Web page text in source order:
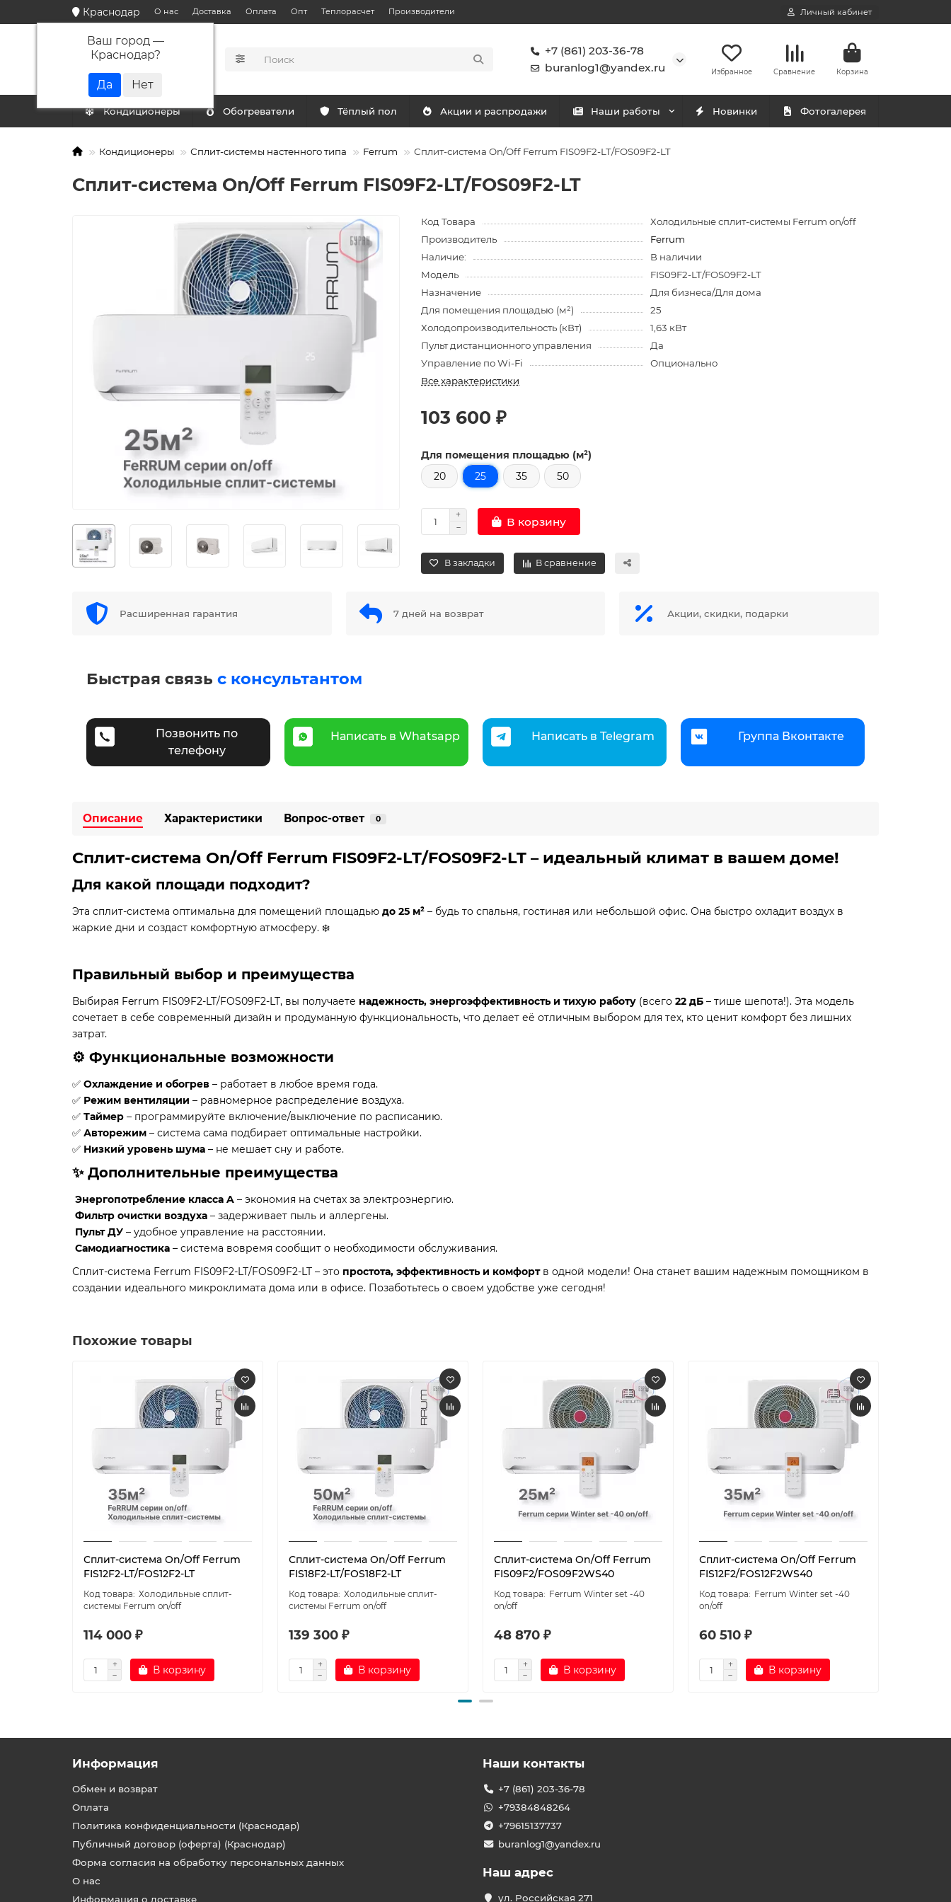
Краснодар
Ваш город —
Краснодар?
О нас Доставка Оплата Опт Теплорасчет Производители Личный кабинет
КАТАЛОГ
+7 (861) 203-36-78
buranlog1@yandex.ru
Избранное Сравнение Корзина
Кондиционеры Обогреватели Тёплый пол Акции и распродажи Наши работы Новинки Фотогалерея
Кондиционеры Сплит-системы настенного типа Ferrum Сплит-система On/Off Ferrum FIS09F2-LT/FOS09F2-LT
Сплит-система On/Off Ferrum FIS09F2-LT/FOS09F2-LT
Код Товара
Холодильные сплит-системы Ferrum on/off
Производитель
Ferrum
Наличие:
В наличии
Модель
FIS09F2-LT/FOS09F2-LT
Назначение
Для бизнеса/Для дома
Для помещения площадью (м²)
25
Холодопроизводительность (кВт)
1,63 кВт
Пульт дистанционного управления
Да
Управление по Wi-Fi
Опционально
Все характеристики
103 600 ₽
Для помещения площадью (м²)
20
25 35 50
В корзину
В закладки В сравнение
Расширенная гарантия 7 дней на возврат Акции, скидки, подарки
Быстрая связь с консультантом
Позвонить по
телефону
Написать в Whatsapp Написать в Telegram Группа Вконтакте
Описание Характеристики Вопрос-ответ 0
Сплит-система On/Off Ferrum FIS09F2-LT/FOS09F2-LT – идеальный климат в вашем доме!
Для какой площади подходит?
Эта сплит-система оптимальна для помещений площадью до 25 м² – будь то спальня, гостиная или небольшой офис. Она быстро охладит воздух в
жаркие дни и создаст комфортную атмосферу. ❄️
Правильный выбор и преимущества
Выбирая Ferrum FIS09F2-LT/FOS09F2-LT, вы получаете надежность, энергоэффективность и тихую работу (всего 22 дБ – тише шепота!). Эта модель
сочетает в себе современный дизайн и продуманную функциональность, что делает её отличным выбором для тех, кто ценит комфорт без лишних
затрат.
⚙️ Функциональные возможности
✅ Охлаждение и обогрев – работает в любое время года.
✅ Режим вентиляции – равномерное распределение воздуха.
✅ Таймер – программируйте включение/выключение по расписанию.
✅ Авторежим – система сама подбирает оптимальные настройки.
✅ Низкий уровень шума – не мешает сну и работе.
✨ Дополнительные преимущества
Энергопотребление класса A – экономия на счетах за электроэнергию.
Фильтр очистки воздуха – задерживает пыль и аллергены.
Пульт ДУ – удобное управление на расстоянии.
Самодиагностика – система вовремя сообщит о необходимости обслуживания.
Сплит-система Ferrum FIS09F2-LT/FOS09F2-LT – это простота, эффективность и комфортв одной модели! Она станет вашим надежным помощником в
создании идеального микроклимата дома или в офисе. Позаботьтесь о своем удобстве уже сегодня!
Похожие товары
Сплит-система On/Off Ferrum
FIS12F2-LT/FOS12F2-LT
Холодильные сплит-
системы Ferrum on/off
114 000 ₽
В корзину
Сплит-система On/Off Ferrum
FIS18F2-LT/FOS18F2-LT
Холодильные сплит-
системы Ferrum on/off
139 300 ₽
В корзину
Сплит-система On/Off Ferrum
FIS09F2/FOS09F2WS40
Ferrum Winter set -40
on/off
48 870 ₽
В корзину
Сплит-система On/Off Ferrum
FIS12F2/FOS12F2WS40
Ferrum Winter set -40
on/off
60 510 ₽
В корзину
Информация
Обмен и возврат
Оплата
Политика конфиденциальности (Краснодар)
Публичный договор (оферта) (Краснодар)
Форма согласия на обработку персональных данных
О нас
Информация о доставке
Наши контакты
+7 (861) 203-36-78
+79384848264
+79615137737
buranlog1@yandex.ru
Наш адрес
ул. Российская 271